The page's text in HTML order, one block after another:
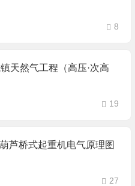
8
天然气工程（高压·次高
19
芦桥式起重机电气原理图
27